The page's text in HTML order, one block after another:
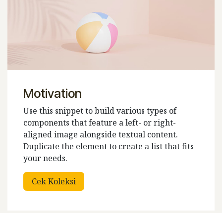
Motivation
Use this snippet to build various types of
components that feature a left- or right-
aligned image alongside textual content.
Duplicate the element to create a list that fits
your needs.
Cek Koleksi​